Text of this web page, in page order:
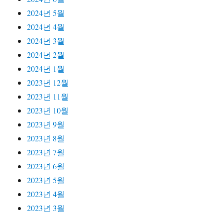
2024년 5월
2024년 4월
2024년 3월
2024년 2월
2024년 1월
2023년 12월
2023년 11월
2023년 10월
2023년 9월
2023년 8월
2023년 7월
2023년 6월
2023년 5월
2023년 4월
2023년 3월